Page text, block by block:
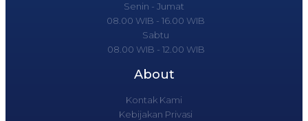
Senin - Jumat
08.00 WIB - 16.00 WIB
Sabtu
08.00 WIB - 12.00 WIB
About
Kontak Kami
Kebijakan Privasi